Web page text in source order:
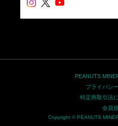
PEANUTS
プライバシ
特定商取引法
会員
Copyright © PEANUTS